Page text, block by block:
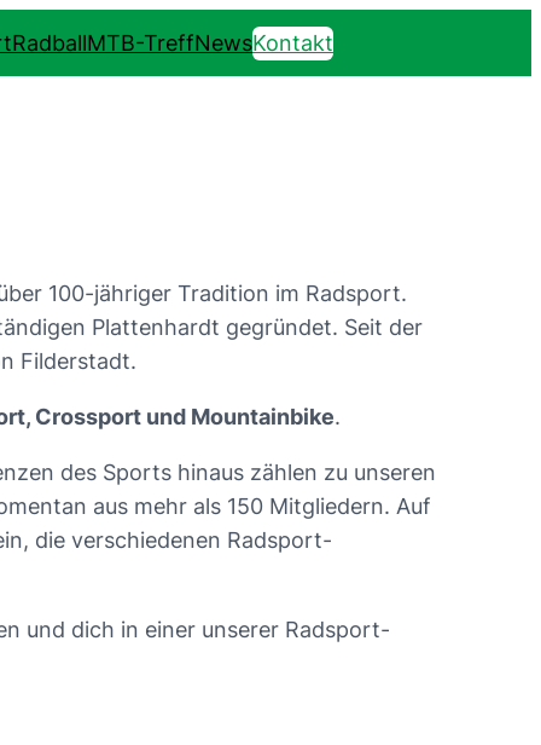
RadballMTB-TreffNewsKontakt
100-jähriger Tradition im Radsport.
Plattenhardt gegründet. Seit der
Filderstadt.
Crossport und Mountainbike.
des Sports hinaus zählen zu unseren
aus mehr als 150 Mitgliedern. Auf
die verschiedenen Radsport-
und dich in einer unserer Radsport-